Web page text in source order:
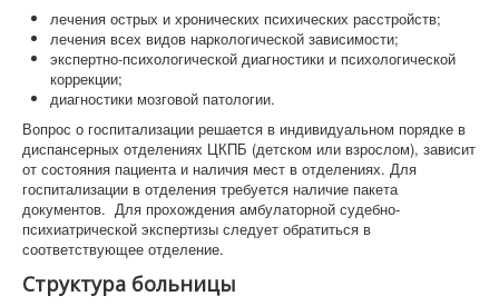
лечения острых и хронических психических расстройств;
лечения всех видов наркологической зависимости;
экспертно-психологической диагностики и психологической
коррекции;
диагностики мозговой патологии.
Вопрос о госпитализации решается в индивидуальном порядке в
диспансерных отделениях ЦКПБ (детском или взрослом), зависит
от состояния пациента и наличия мест в отделениях. Для
госпитализации в отделения требуется наличие пакета
документов. Для прохождения амбулаторной судебно-
психиатрической экспертизы следует обратиться в
соответствующее отделение.
Структура больницы